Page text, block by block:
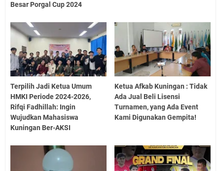
Besar Porgal Cup 2024
Terpilih Jadi Ketua Umum
HMKI Periode 2024-2026,
Rifqi Fadhillah: Ingin
Wujudkan Mahasiswa
Kuningan Ber-AKSI
Ketua Afkab Kuningan : Tidak
Ada Jual Beli Lisensi
Turnamen, yang Ada Event
Kami Digunakan Gempita!